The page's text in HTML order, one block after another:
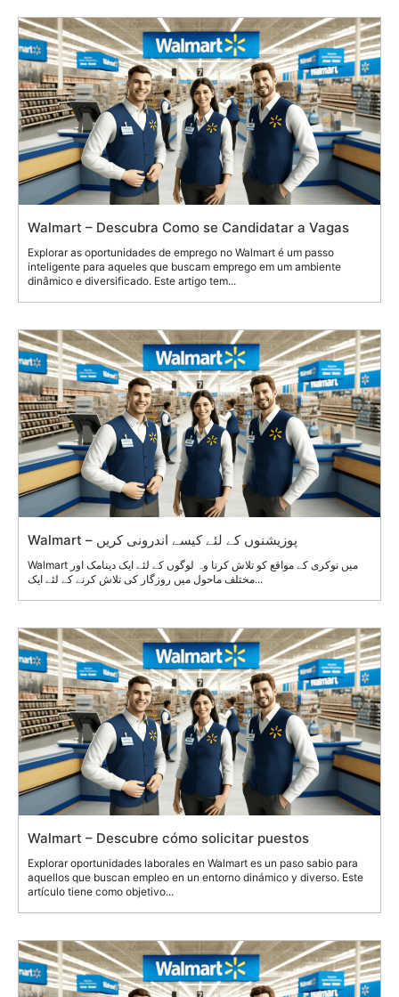
Walmart – Descubra Como se Candidatar a Vagas
Explorar as oportunidades de emprego no Walmart é um passo
inteligente para aqueles que buscam emprego em um ambiente
dinâmico e diversificado. Este artigo tem...
Walmart – پوزیشنوں کے لئے کیسے اندرونی کریں
Walmart میں نوکری کے مواقع کو تلاش کرنا وہ لوگوں کے لئے ایک دینامک اور
مختلف ماحول میں روزگار کی تلاش کرنے کے لئے ایک...
Walmart – Descubre cómo solicitar puestos
Explorar oportunidades laborales en Walmart es un paso sabio para
aquellos que buscan empleo en un entorno dinámico y diverso. Este
artículo tiene como objetivo...